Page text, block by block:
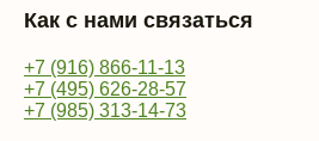
Как с нами связаться
+7 (916) 866-11-13
+7 (495) 626-28-57
+7 (985) 313-14-73